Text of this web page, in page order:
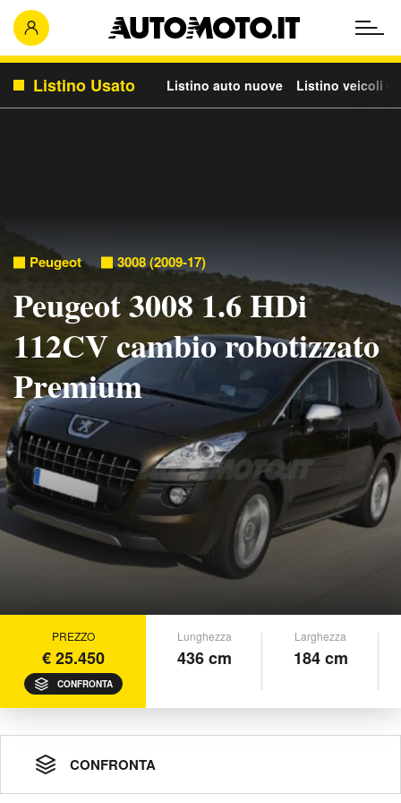
Listino Usato Listino auto nuove Listino veicoli
Peugeot 3008 (2009-17)
Peugeot 3008 1.6 HDi
112CV cambio robotizzato
Premium
PREZZO
€ 25.450
CONFRONTA
Lunghezza
436 cm
Larghezza
184 cm
CONFRONTA